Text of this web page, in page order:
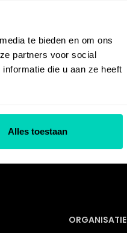
te bieden en om ons
partners voor social
die u aan ze heeft
Alles toestaan
ORGANISATIE